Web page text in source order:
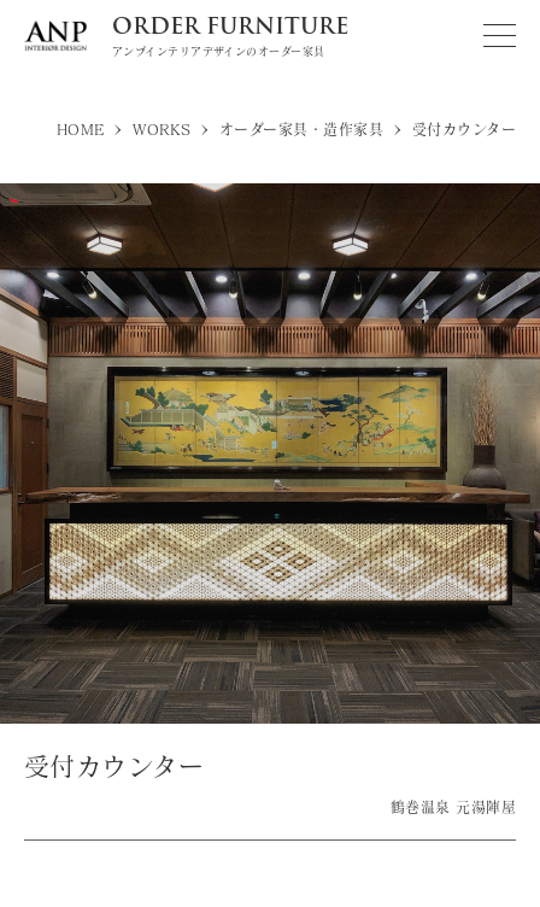
ORDER FURNITURE
アンプインテリアデザインのオーダー家具
HOME >WORKS > オーダー家具・造作家具 > 受付カウンター
受付カウンター
鶴巻温泉 元湯陣屋